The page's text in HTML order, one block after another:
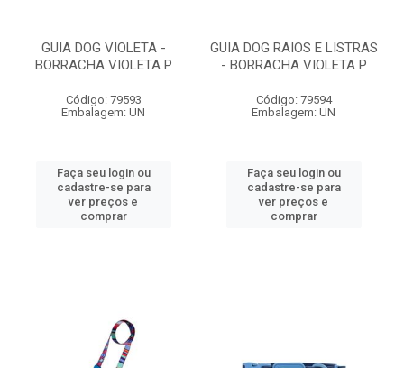
GUIA DOG VIOLETA -
BORRACHA VIOLETA P
Código: 79593
Embalagem: UN
Faça seu login ou
cadastre-se para
ver preços e
comprar
GUIA DOG RAIOS E LISTRAS
- BORRACHA VIOLETA P
Código: 79594
Embalagem: UN
Faça seu login ou
cadastre-se para
ver preços e
comprar